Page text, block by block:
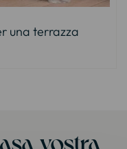
una terrazza
vostra